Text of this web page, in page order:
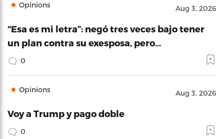
Opinions Aug 3, 2026
“Esa es mi letra”: negó tres veces bajo tener
un plan contra su exesposa, pero…
0
Opinions Aug 3, 2026
Voy a Trump y pago doble
0